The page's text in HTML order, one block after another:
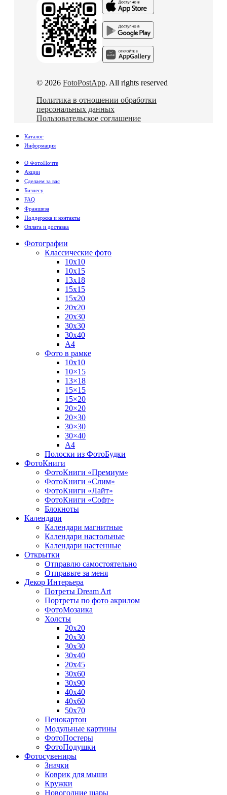
© 2026 FotoPostApp. All rights reserved
Политика в отношении обработки
персональных данных
Пользовательское соглашение
Каталог
Информация
О ФотоПочте
Акции
Сделаем за вас
Бизнесу
FAQ
Франшиза
Поддержка и контакты
Оплата и доставка
Фотографии
Классические фото
10х10
10х15
13х18
15х15
15х20
20х20
20х30
30х30
30х40
А4
Фото в рамке
10х10
10×15
13×18
15×15
15×20
20×20
20×30
30×30
30×40
A4
Полоски из ФотоБудки
ФотоКниги
ФотоКниги «Премиум»
ФотоКниги «Слим»
ФотоКниги «Лайт»
ФотоКниги «Софт»
Блокноты
Календари
Календари магнитные
Календари настольные
Календари настенные
Открытки
Отправлю самостоятельно
Отправьте за меня
Декор Интерьера
Потреты Dream Art
Портреты по фото акрилом
ФотоМозаика
Холсты
20х20
20х30
30х30
30х40
20х45
30х60
30х90
40х40
40х60
50х70
Пенокартон
Модульные картины
ФотоПостеры
ФотоПодушки
Фотоcувениры
Значки
Коврик для мыши
Кружки
Новогодние шары